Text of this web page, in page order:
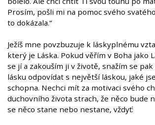
Prosím, pošli mi na pomoc svého
to dokázala.“
Ježíš mne povzbuzuje k láskyplnému
který je Láska. Pokud věřím v Boha jako
se jí a zakouším ji v životě, snažím se
lásku odpovídat s největší láskou, jaké
schopna. Nechci mít za motivaci svého
duchovního života strach, že něco bude
se něco stane nebo nestane, vždyť: